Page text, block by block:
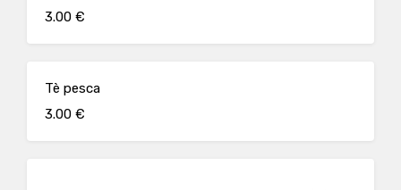
3.00 €
Tè pesca
3.00 €